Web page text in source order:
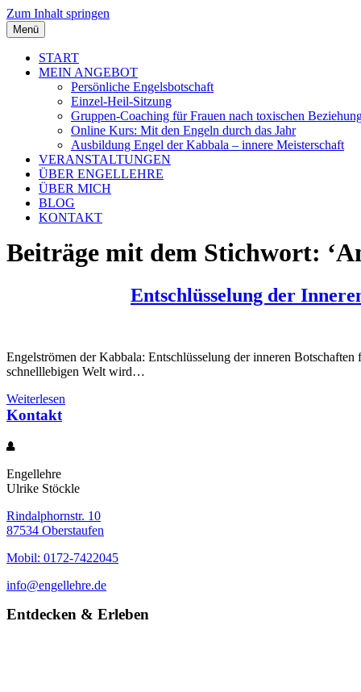
Zum Inhalt springen
Menü
START
MEIN ANGEBOT
Persönliche Engelsbotschaft
Einzel-Heil-Sitzung
Gruppen-Coaching für Frauen nach toxischen
Online Kurs: Mit den Engeln durch das Jahr
Ausbildung Engel der Kabbala – innere Meisterschaft
VERANSTALTUNGEN
ÜBER ENGELLEHRE
ÜBER MICH
BLOG
KONTAKT
Beiträge mit dem Stichwort:
Entschlüsselung der
Engelströmen der Kabbala: Entschlüsselung der inneren
schnelllebigen Welt wird…
Weiterlesen
Kontakt
Engellehre
Ulrike Stöckle
Rindalphornstr. 10
87534 Oberstaufen
Mobil: 0172-7422045
info@engellehre.de
Entdecken & Erleben